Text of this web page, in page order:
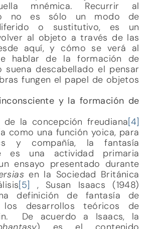
mnémica. Recurrir al
no es sólo un modo de
o sustitutivo, es un
al objeto a través de las
aquí, y cómo se verá al
hablar de la formación de
suena descabellado el pensar
fungen el papel de objetos
y la formación de
de la concepción freudiana[4]
como una función yoica, para
y compañía, la fantasía
es una actividad primaria
ensayo presentado durante
en la Sociedad Británica
[5] , Susan Isaacs (1948)
definición de fantasía de
desarrollos teóricos de
De acuerdo a Isaacs, la